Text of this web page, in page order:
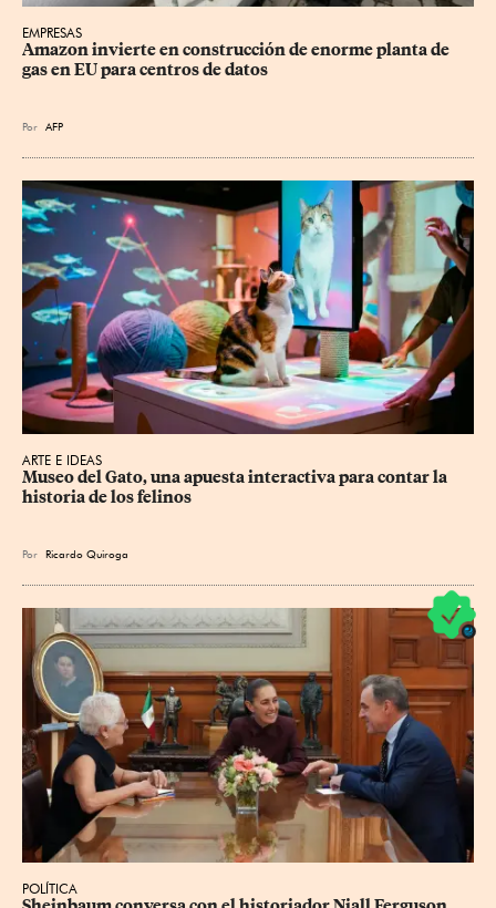
EMPRESAS
Amazon invierte en construcción de enorme planta de
gas en EU para centros de datos
Por AFP
ARTE E IDEAS
Museo del Gato, una apuesta interactiva para contar la
historia de los felinos
Por Ricardo Quiroga
POLÍTICA